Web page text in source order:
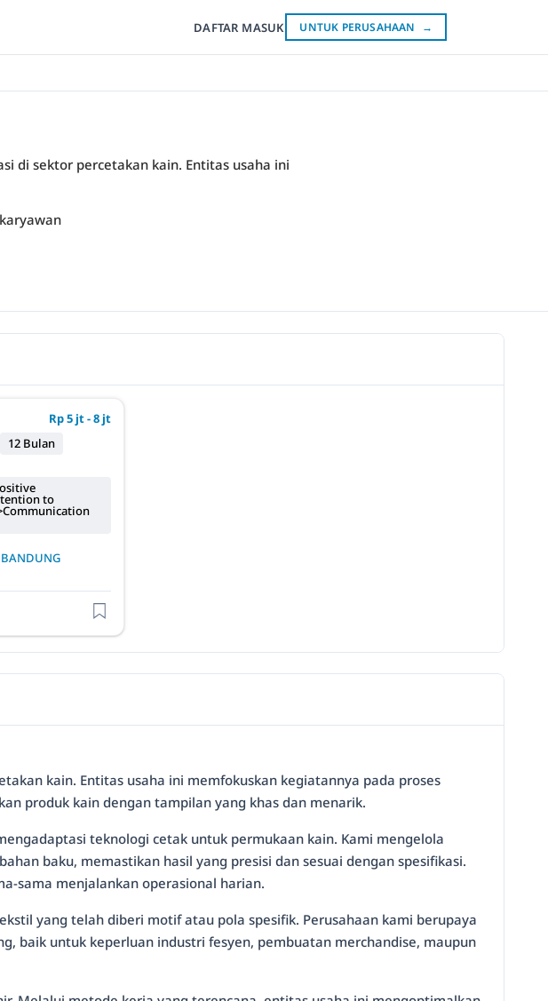
DAFTAR MASUK UNTUK PERUSAHAAN →
di sektor percetakan kain. Entitas usaha ini
Rp 5 jt - 8 jt
12 Bulan
to
BANDUNG
kain. Entitas usaha ini memfokuskan kegiatannya pada proses
produk kain dengan tampilan yang khas dan menarik.
teknologi cetak untuk permukaan kain. Kami mengelola
baku, memastikan hasil yang presisi dan sesuai dengan spesifikasi.
sama menjalankan operasional harian.
yang telah diberi motif atau pola spesifik. Perusahaan kami berupaya
baik untuk keperluan industri fesyen, pembuatan merchandise, maupun